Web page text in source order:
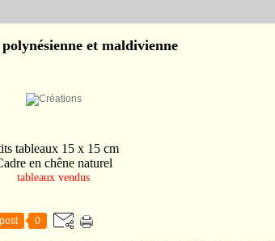
et maldivienne
tableaux 15 x 15 cm
en chêne naturel
tableaux vendus
0